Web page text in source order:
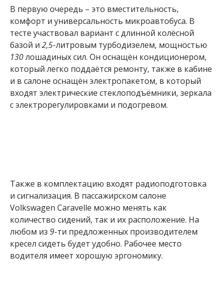
В первую очередь – это вместительность,
комфорт и универсальность микроавтобуса. В
тесте участвовал вариант с длинной колёсной
базой и 2,5-литровым турбодизелем, мощностью
130лошадиных сил. Он оснащён кондиционером,
который легко поддаётся ремонту, также в кабине
и в салоне оснащён электропакетом, в который
входят электрические стеклоподъёмники, зеркала
с электрорегулировками и подогревом.
Также в комплектацию входят радиоподготовка
и сигнализация. В пассажирском салоне
Volkswagen Caravelle можно менять как
количество сидений, так и их расположение. На
любом из 9-ти предложенных производителем
кресел сидеть будет удобно. Рабочее место
водителя имеет хорошую эргономику.